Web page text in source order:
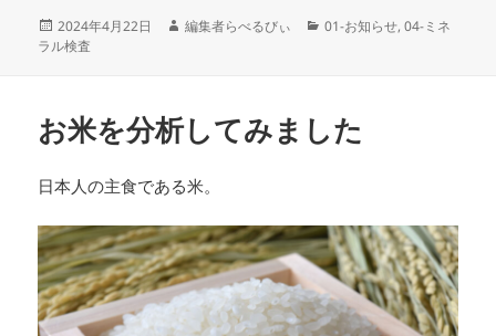
投
稿
2024年4月22日
作
編集者らべるびぃ
カ
01-お知らせ,04-ミネ
ラル検査
お米を分析してみました
日本人の主食である米。